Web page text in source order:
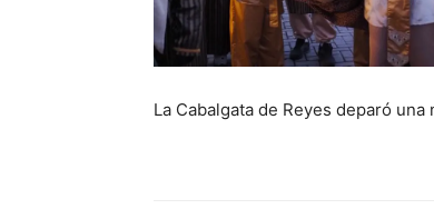
La Cabalgata de Reyes deparó